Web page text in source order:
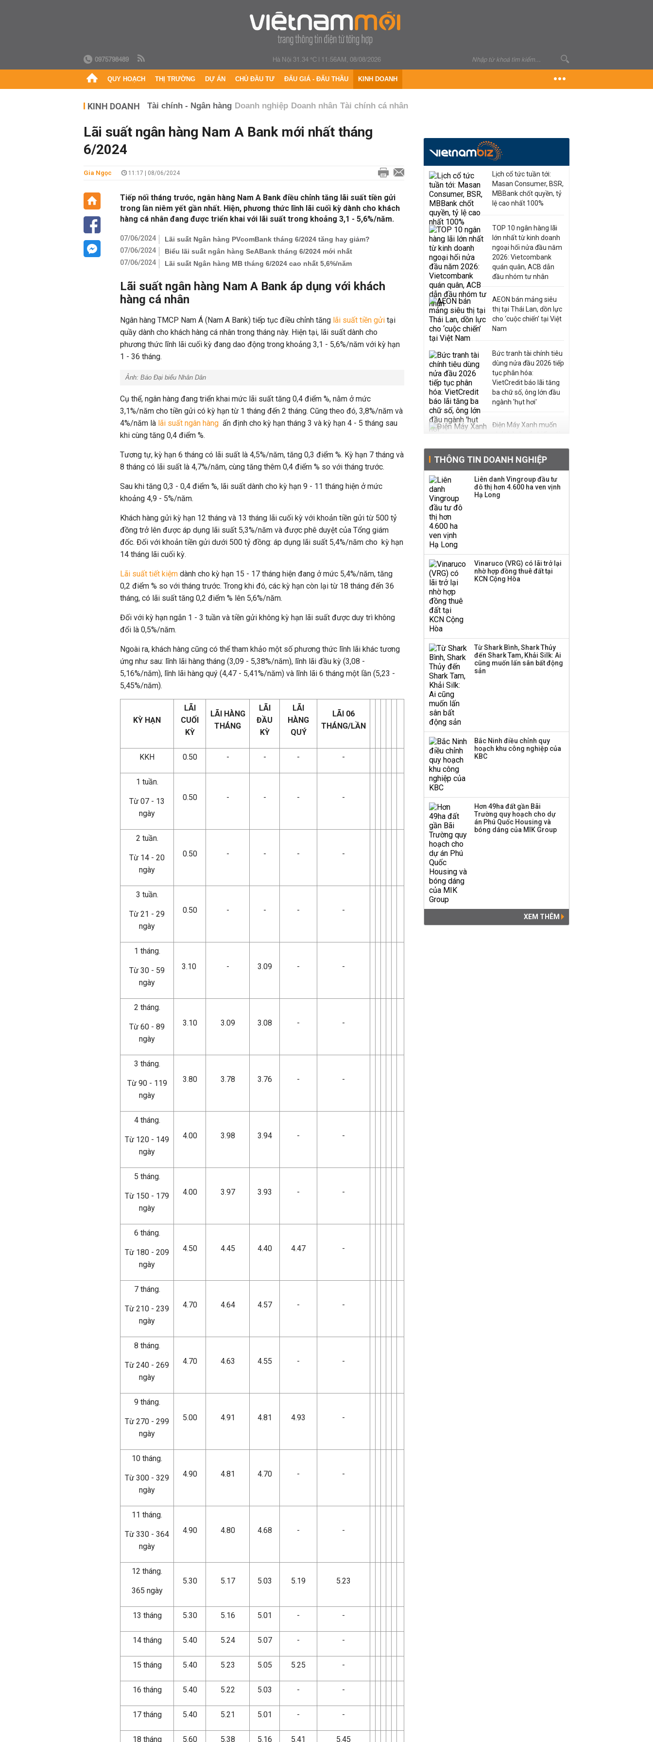
0975798489 Hà Nội 31.34 °C| 11:56AM, 08/08/2026
QUY HOẠCH THỊ TRƯỜNG DỰ ÁN CHỦ ĐẦU TƯ ĐẤU GIÁ - ĐẤU THẦU KINH DOANH
KINH DOANH Tài chính - Ngân hàng Doanh nghiệp Doanh nhân Tài chính cá nhân
Lãi suất ngân hàng Nam A Bank mới nhất tháng
6/2024
Gia Ngọc 11:17 | 08/06/2024
Tiếp nối tháng trước, ngân hàng Nam A Bank điều chỉnh tăng lãi suất tiền gửi
trong lần niêm yết gần nhất. Hiện, phương thức lĩnh lãi cuối kỳ dành cho khách
hàng cá nhân đang được triển khai với lãi suất trong khoảng 3,1 - 5,6%/năm.
07/06/2024
Lãi suất Ngân hàng PVcomBank tháng 6/2024 tăng hay giảm?
07/06/2024
Biểu lãi suất ngân hàng SeABank tháng 6/2024 mới nhất
07/06/2024
Lãi suất Ngân hàng MB tháng 6/2024 cao nhất 5,6%/năm
Lãi suất ngân hàng Nam A Bank áp dụng với khách
hàng cá nhân
Ngân hàng TMCP Nam Á (Nam A Bank) tiếp tục điều chỉnh tăng lãi suất tiền gửi tại
quầy dành cho khách hàng cá nhân trong tháng này. Hiện tại, lãi suất dành cho
phương thức lĩnh lãi cuối kỳ đang dao động trong khoảng 3,1 - 5,6%/năm với kỳ hạn
1 - 36 tháng.
Ảnh: Báo Đại biểu Nhân Dân
Cụ thể, ngân hàng đang triển khai mức lãi suất tăng 0,4 điểm %, nằm ở mức
3,1%/năm cho tiền gửi có kỳ hạn từ 1 tháng đến 2 tháng. Cũng theo đó, 3,8%/năm và
4%/năm là lãi suất ngân hàng ấn định cho kỳ hạn tháng 3 và kỳ hạn 4 - 5 tháng sau
khi cùng tăng 0,4 điểm %.
Tương tự, kỳ hạn 6 tháng có lãi suất là 4,5%/năm, tăng 0,3 điểm %. Kỳ hạn 7 tháng và
8 tháng có lãi suất là 4,7%/năm, cùng tăng thêm 0,4 điểm % so với tháng trước.
Sau khi tăng 0,3 - 0,4 điểm %, lãi suất dành cho kỳ hạn 9 - 11 tháng hiện ở mức
khoảng 4,9 - 5%/năm.
Khách hàng gửi kỳ hạn 12 tháng và 13 tháng lãi cuối kỳ với khoản tiền gửi từ 500 tỷ
đồng trở lên được áp dụng lãi suất 5,3%/năm và được phê duyệt của Tổng giám
đốc. Đối với khoản tiền gửi dưới 500 tỷ đồng: áp dụng lãi suất 5,4%/năm cho kỳ hạn
14 tháng lãi cuối kỳ.
Lãi suất tiết kiệm dành cho kỳ hạn 15 - 17 tháng hiện đang ở mức 5,4%/năm, tăng
0,2 điểm % so với tháng trước. Trong khi đó, các kỳ hạn còn lại từ 18 tháng đến 36
tháng, có lãi suất tăng 0,2 điểm % lên 5,6%/năm.
Đối với kỳ hạn ngắn 1 - 3 tuần và tiền gửi không kỳ hạn lãi suất được duy trì không
đổi là 0,5%/năm.
Ngoài ra, khách hàng cũng có thể tham khảo một số phương thức lĩnh lãi khác tương
ứng như sau: lĩnh lãi hàng tháng (3,09 - 5,38%/năm), lĩnh lãi đầu kỳ (3,08 -
5,16%/năm), lĩnh lãi hàng quý (4,47 - 5,41%/năm) và lĩnh lãi 6 tháng một lần (5,23 -
5,45%/năm).
KỲ HẠN
LÃI
CUỐI
KỲ
LÃI HÀNG
THÁNG
LÃI
ĐẦU
KỲ
LÃI
HÀNG
QUÝ
LÃI 06
THÁNG/LẦN
KKH 0.50 - - - -
1 tuần.
Từ 07 - 13
ngày
0.50 - - - -
2 tuần.
Từ 14 - 20
ngày
0.50 - - - -
3 tuần.
Từ 21 - 29
ngày
0.50 - - - -
1 tháng.
Từ 30 - 59
ngày
3.10 - 3.09 - -
2 tháng.
Từ 60 - 89
ngày
3.10 3.09 3.08 - -
3 tháng.
Từ 90 - 119
ngày
3.80 3.78 3.76 - -
4 tháng.
Từ 120 - 149
ngày
4.00 3.98 3.94 - -
5 tháng.
Từ 150 - 179
ngày
4.00 3.97 3.93 - -
6 tháng.
Từ 180 - 209
ngày
4.50 4.45 4.40 4.47 -
7 tháng.
Từ 210 - 239
ngày
4.70 4.64 4.57 - -
8 tháng.
Từ 240 - 269
ngày
4.70 4.63 4.55 - -
9 tháng.
Từ 270 - 299
ngày
5.00 4.91 4.81 4.93 -
10 tháng.
Từ 300 - 329
ngày
4.90 4.81 4.70 - -
11 tháng.
Từ 330 - 364
ngày
4.90 4.80 4.68 - -
12 tháng.
365 ngày
5.30 5.17 5.03 5.19 5.23
13 tháng 5.30 5.16 5.01 - -
14 tháng 5.40 5.24 5.07 - -
15 tháng 5.40 5.23 5.05 5.25 -
16 tháng 5.40 5.22 5.03 - -
17 tháng 5.40 5.21 5.01 - -
18 tháng 5.60 5.38 5.16 5.41 5.45
Lịch cổ tức tuần tới:
Masan Consumer, BSR,
MBBank chốt quyền, tỷ
lệ cao nhất 100%
TOP 10 ngân hàng lãi
lớn nhất từ kinh doanh
ngoại hối nửa đầu năm
2026: Vietcombank
quán quân, ACB dẫn
đầu nhóm tư nhân
AEON bán mảng siêu
thị tại Thái Lan, dồn lực
cho ‘cuộc chiến’ tại Việt
Nam
Bức tranh tài chính tiêu
dùng nửa đầu 2026 tiếp
tục phân hóa:
VietCredit báo lãi tăng
ba chữ số, ông lớn đầu
ngành 'hụt hơi'
Điện Máy Xanh muốn
phát hành cổ phiếu với
Sau nhịp điều chỉnh
mạnh, CTCK nhìn thấy
cơ hội ở nhóm cổ phiếu
thanh lý toàn bộ cửa
hàng
Công ty 100 tỷ của
Huấn Hoa Hồng bỗng
dưng ‘biến mất’, một
THÔNG TIN DOANH NGHIỆP
Liên danh Vingroup đầu tư
đô thị hơn 4.600 ha ven vịnh
Hạ Long
Vinaruco (VRG) có lãi trở lại
nhờ hợp đồng thuê đất tại
KCN Cộng Hòa
Từ Shark Bình, Shark Thủy
đến Shark Tam, Khải Silk: Ai
cũng muốn lấn sân bất động
sản
Bắc Ninh điều chỉnh quy
hoạch khu công nghiệp của
KBC
Hơn 49ha đất gần Bãi
Trường quy hoạch cho dự
án Phú Quốc Housing và
bóng dáng của MIK Group
XEM THÊM